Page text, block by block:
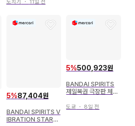
도치기 ・ 11일 전
5%87,404원
BANDAI SPIRITS V
IBRATION STARS
5%500,923원
BANDAI SPIRITS
제일복권 극장판 체인
상 체인소 맨 & 빔 피
도쿄 ・ 8일 전